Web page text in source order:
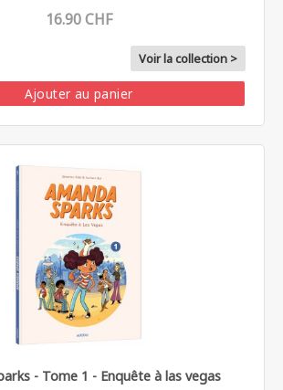
16.90 CHF
Voir la collection >
Ajouter au panier
- Tome 1 - Enquête à las vegas